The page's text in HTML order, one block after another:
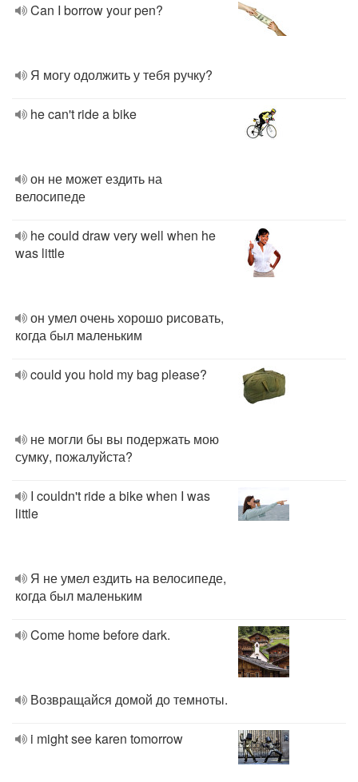
Can I borrow your pen?
Я могу одолжить у тебя ручку?
he can't ride a bike
он не может ездить на
велосипеде
he could draw very well when he
was little
он умел очень хорошо рисовать,
когда был маленьким
could you hold my bag please?
не могли бы вы подержать мою
сумку, пожалуйста?
I couldn't ride a bike when I was
little
Я не умел ездить на велосипеде,
когда был маленьким
Come home before dark.
Возвращайся домой до темноты.
i might see karen tomorrow